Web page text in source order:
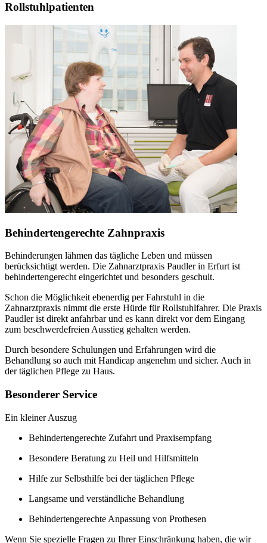
Rollstuhlpatienten
Behindertengerechte Zahnpraxis
Behinderungen lähmen das tägliche Leben und müssen
berücksichtigt werden. Die Zahnarztpraxis Paudler in Erfurt ist
behindertengerecht eingerichtet und besonders geschult.
Schon die Möglichkeit ebenerdig per Fahrstuhl in die
Zahnarztpraxis nimmt die erste Hürde für Rollstuhlfahrer. Die Praxis
Paudler ist direkt anfahrbar und es kann direkt vor dem Eingang
zum beschwerdefreien Ausstieg gehalten werden.
Durch besondere Schulungen und Erfahrungen wird die
Behandlung so auch mit Handicap angenehm und sicher. Auch in
der täglichen Pflege zu Haus.
Besonderer Service
Ein kleiner Auszug
Behindertengerechte Zufahrt und Praxisempfang
Besondere Beratung zu Heil und Hilfsmitteln
Hilfe zur Selbsthilfe bei der täglichen Pflege
Langsame und verständliche Behandlung
Behindertengerechte Anpassung von Prothesen
Wenn Sie spezielle Fragen zu Ihrer Einschränkung haben, die wir